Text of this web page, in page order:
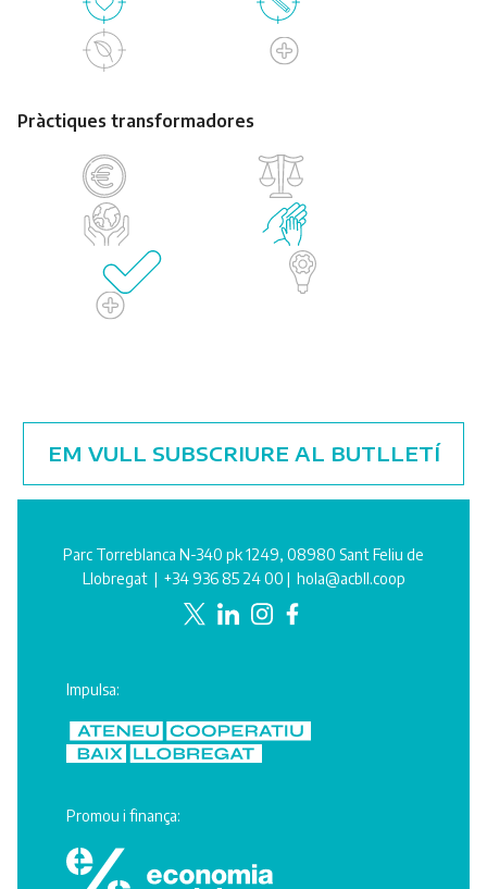
Pràctiques transformadores
EM VULL SUBSCRIURE AL BUTLLETÍ
Parc Torreblanca N-340 pk 1249, 08980 Sant Feliu de
Llobregat | +34 936 85 24 00 | hola@acbll.coop
Impulsa:
Promou i finança: